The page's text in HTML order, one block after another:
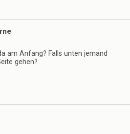
am Anfang? Falls unten jemand
gehen?